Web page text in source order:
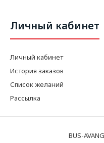
Личный кабинет
Личный кабинет
История заказов
Список желаний
Рассылка
BUS-